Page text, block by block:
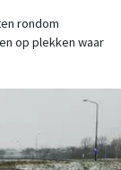
rondom
op plekken waar